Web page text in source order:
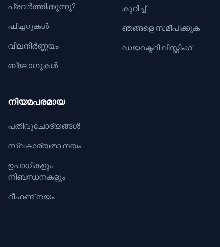
പ്രവർത്തിക്കുന്നു?
ഫീച്ചറുകൾ
വിലനിർണ്ണയം
ബ്ലോഗുകൾ
കുറിച്ച്
ഞങ്ങളെ സമീപിക്കുക
ഡയറക്ടറി ലിസ്റ്റിംഗ്
നിയമപരമായ
പതിവുചോദ്യങ്ങൾ
സ്വകാര്യതാ നയം
ഉപാധികളും
നിബന്ധനകളും
റീഫണ്ട് നയം